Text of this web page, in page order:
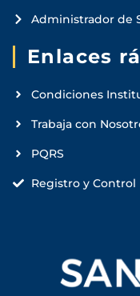
Administrador de
Enlaces
Condiciones
Trabaja con
PQRS
Registro y Control